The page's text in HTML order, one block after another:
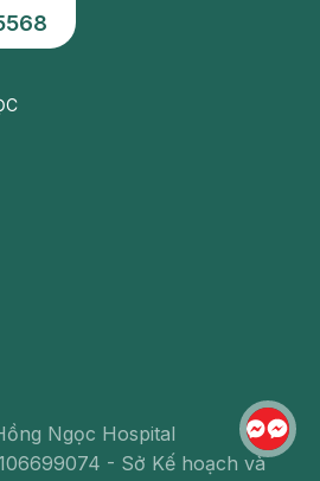
Ngọc Hospital
- Sở Kế hoạch và